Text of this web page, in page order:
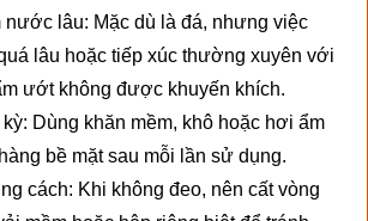
nước lâu: Mặc dù là đá, nhưng việc
lâu hoặc tiếp xúc thường xuyên với
ướt không được khuyến khích.
Dùng khăn mềm, khô hoặc hơi ẩm
bề mặt sau mỗi lần sử dụng.
cách: Khi không đeo, nên cất vòng